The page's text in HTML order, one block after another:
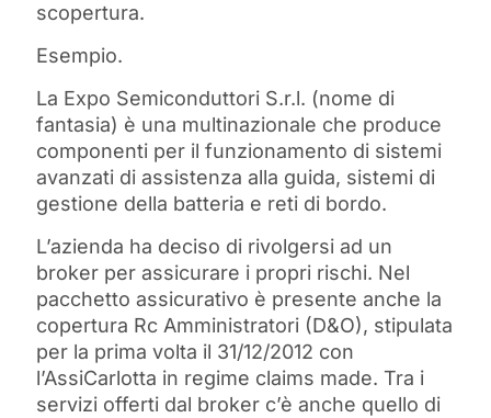
scopertura.
Esempio.
La Expo Semiconduttori S.r.l. (nome di
fantasia) è una multinazionale che produce
componenti per il funzionamento di sistemi
avanzati di assistenza alla guida, sistemi di
gestione della batteria e reti di bordo.
L’azienda ha deciso di rivolgersi ad un
broker per assicurare i propri rischi. Nel
pacchetto assicurativo è presente anche la
copertura Rc Amministratori (D&O), stipulata
per la prima volta il 31/12/2012 con
l’AssiCarlotta in regime claims made. Tra i
servizi offerti dal broker c’è anche quello di